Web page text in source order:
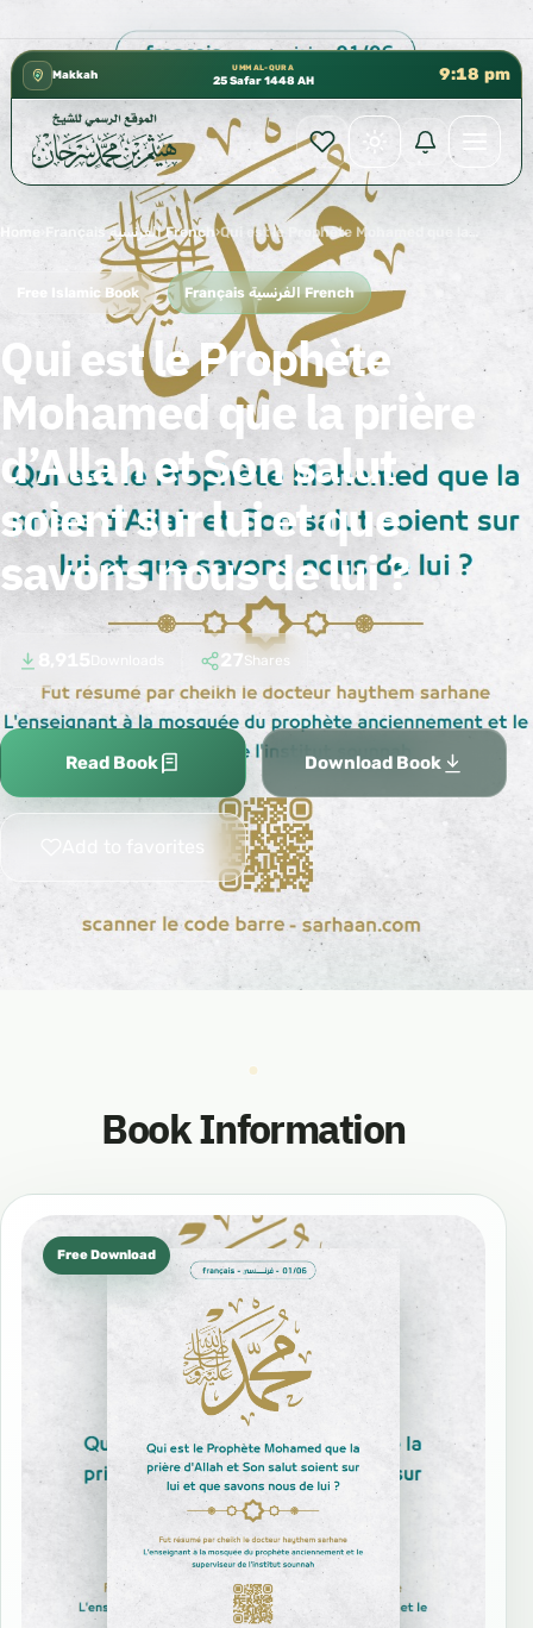
Makkah
UMM AL-QURA
25 Safar 1448 AH 9:18 pm
Français الفرنسية French› Qui est le Prophète Mohamed que la prière d’Allah et Son salut soient sur lui et que savons nous de lui ?
Free Islamic Book Français الفرنسية French
Qui est le Prophète
Mohamed que la prière
d’Allah et Son salut
soient sur lui et que
savons nous de lui ?
27Shares
Read Book Download Book
Add to favorites
Book Information
Free Download